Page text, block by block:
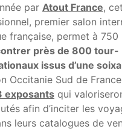
par Atout France, cet
premier salon
française, permet à 750
près de 800 tour-
issus d’une
Occitanie Sud de
exposants qui
afin d’inciter les
leurs catalogues de